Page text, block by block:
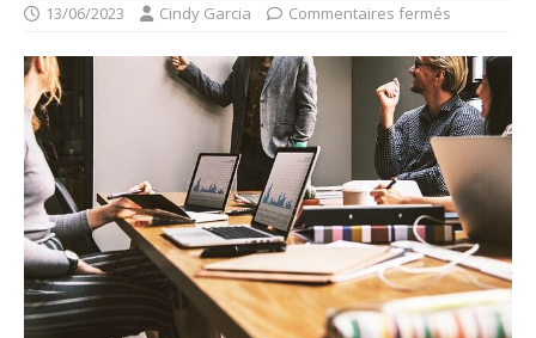
13/06/2023 Cindy Garcia Commentaires fermés